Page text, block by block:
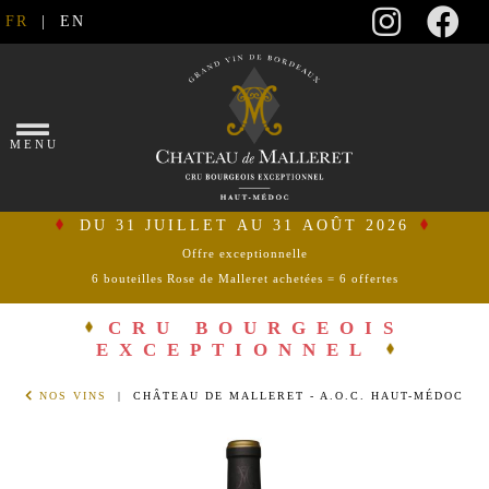
FR EN
MENU
×
se
connecter
mon
DU 31 JUILLET AU 31 AOÛT 2026
Offre exceptionnelle
6 bouteilles Rose de Malleret achetées = 6 offertes
CRU BOURGEOIS
EXCEPTIONNEL
NOS VINS | CHÂTEAU DE MALLERET - A.O.C. HAUT-MÉDOC